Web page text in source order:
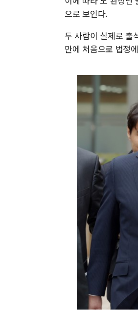
으로 보인다.
두 사람이 실제로 출
만에 처음으로 법정